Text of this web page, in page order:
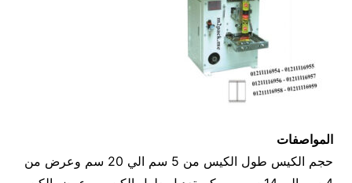
المواصفات
حجم الكيس طول الكيس من 5 سم الي 20 سم وعرض من